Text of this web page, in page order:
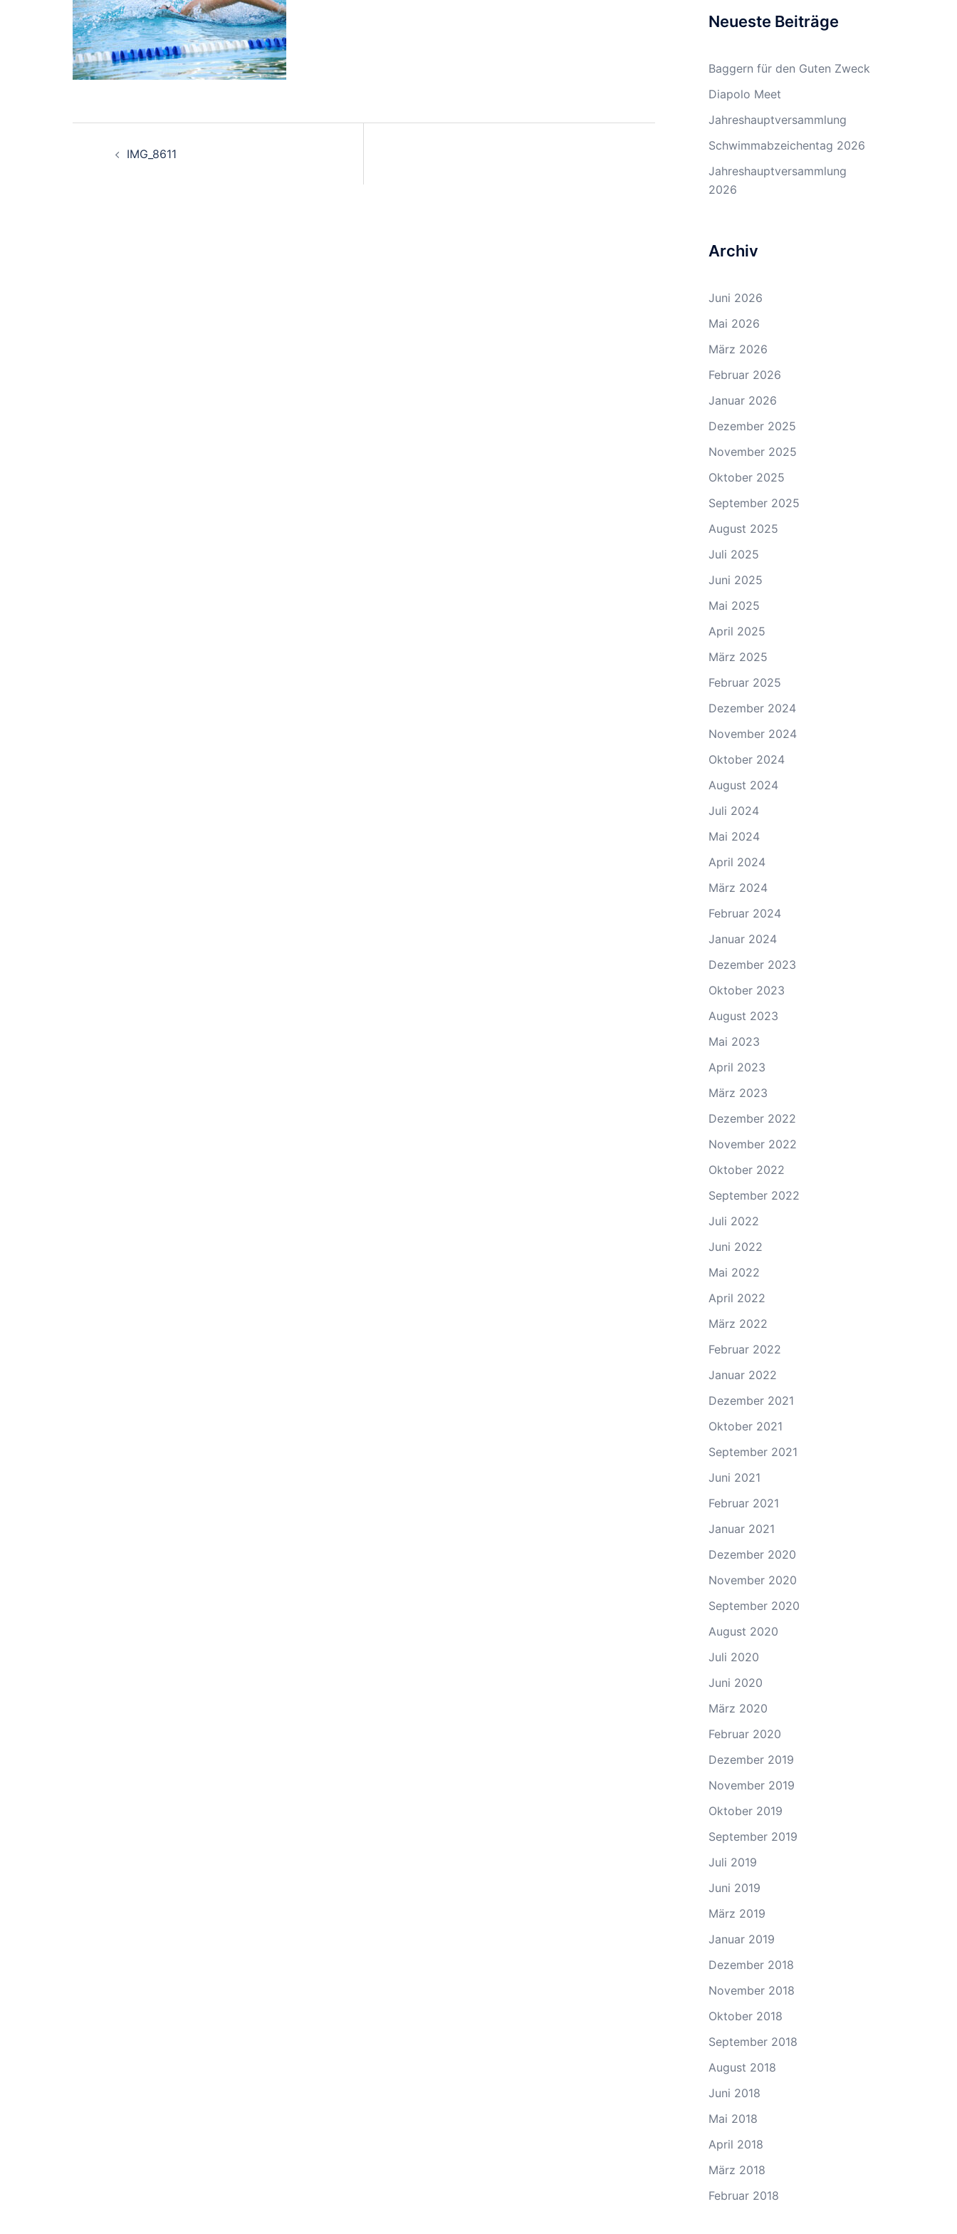
IMG_8611
Neueste Beiträge
Baggern für den Guten Zweck
Diapolo Meet
Jahreshauptversammlung
Schwimmabzeichentag 2026
Jahreshauptversammlung
2026
Archiv
Juni 2026
Mai 2026
März 2026
Februar 2026
Januar 2026
Dezember 2025
November 2025
Oktober 2025
September 2025
August 2025
Juli 2025
Juni 2025
Mai 2025
April 2025
März 2025
Februar 2025
Dezember 2024
November 2024
Oktober 2024
August 2024
Juli 2024
Mai 2024
April 2024
März 2024
Februar 2024
Januar 2024
Dezember 2023
Oktober 2023
August 2023
Mai 2023
April 2023
März 2023
Dezember 2022
November 2022
Oktober 2022
September 2022
Juli 2022
Juni 2022
Mai 2022
April 2022
März 2022
Februar 2022
Januar 2022
Dezember 2021
Oktober 2021
September 2021
Juni 2021
Februar 2021
Januar 2021
Dezember 2020
November 2020
September 2020
August 2020
Juli 2020
Juni 2020
März 2020
Februar 2020
Dezember 2019
November 2019
Oktober 2019
September 2019
Juli 2019
Juni 2019
März 2019
Januar 2019
Dezember 2018
November 2018
Oktober 2018
September 2018
August 2018
Juni 2018
Mai 2018
April 2018
März 2018
Februar 2018